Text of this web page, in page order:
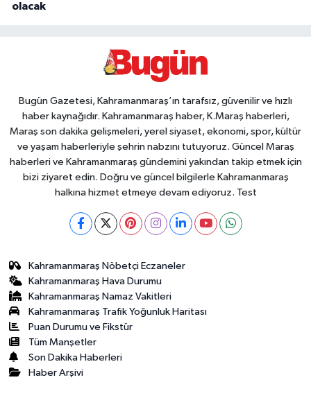
olacak
Bugün Gazetesi, Kahramanmaraş’ın tarafsız, güvenilir ve hızlı
haber kaynağıdır. Kahramanmaraş haber, K.Maraş haberleri,
Maraş son dakika gelişmeleri, yerel siyaset, ekonomi, spor, kültür
ve yaşam haberleriyle şehrin nabzını tutuyoruz. Güncel Maraş
haberleri ve Kahramanmaraş gündemini yakından takip etmek için
bizi ziyaret edin. Doğru ve güncel bilgilerle Kahramanmaraş
halkına hizmet etmeye devam ediyoruz. Test
Kahramanmaraş Nöbetçi Eczaneler
Kahramanmaraş Hava Durumu
Kahramanmaraş Namaz Vakitleri
Kahramanmaraş Trafik Yoğunluk Haritası
Puan Durumu ve Fikstür
Tüm Manşetler
Son Dakika Haberleri
Haber Arşivi